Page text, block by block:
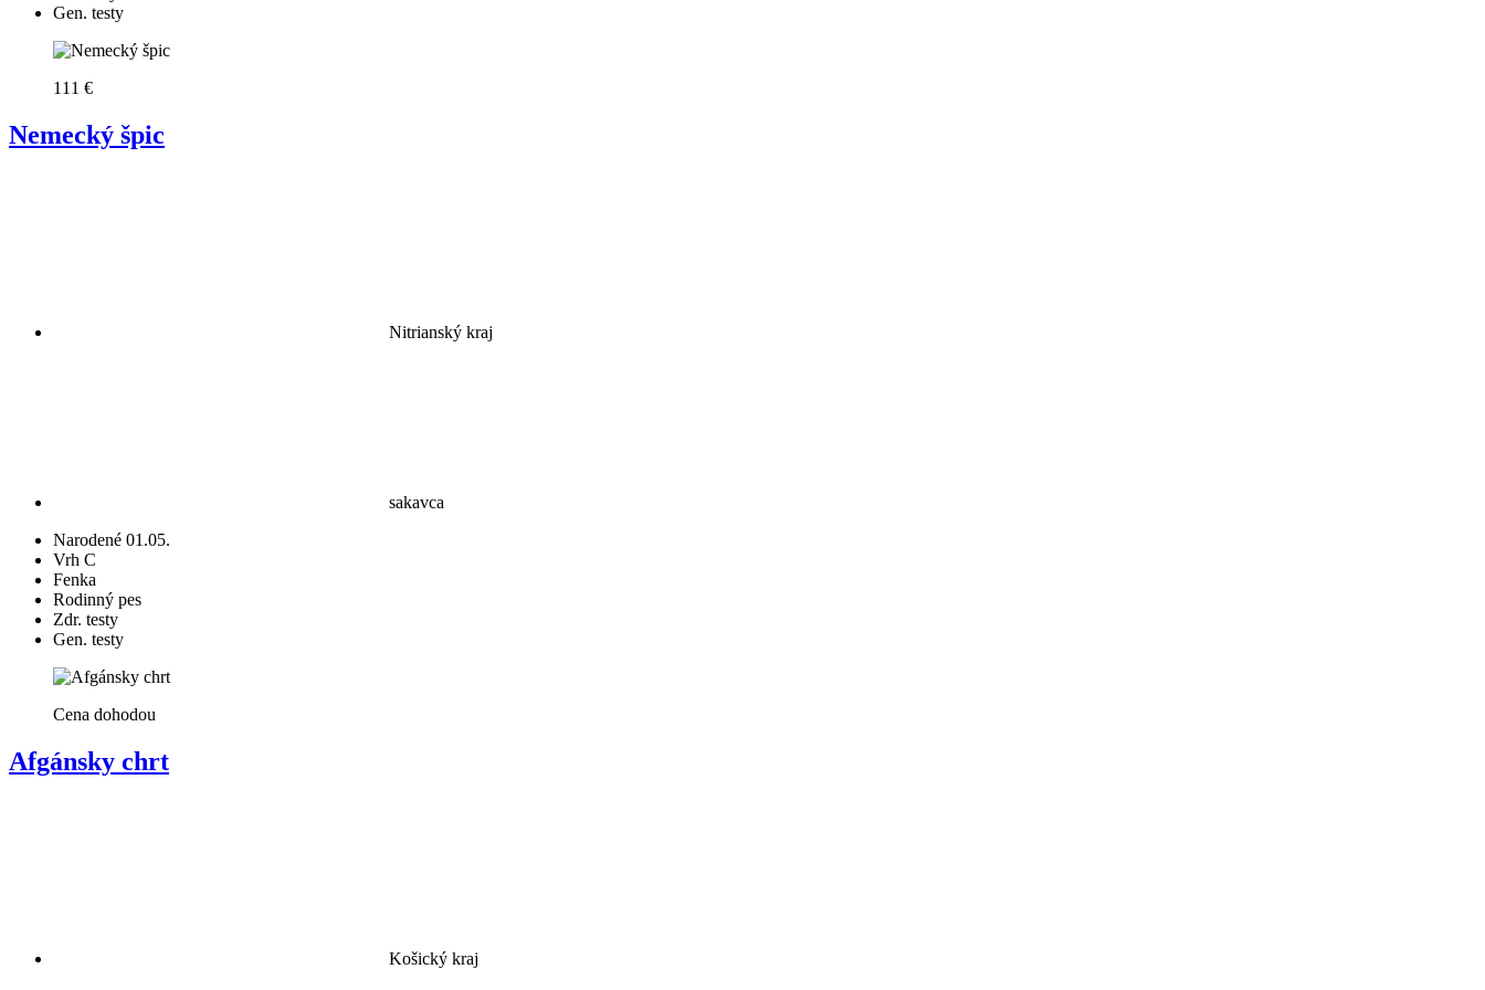
Gen. testy
111 €
Nemecký špic
Nitrianský kraj
sakavca
Narodené 01.05.
Vrh C
Fenka
Rodinný pes
Zdr. testy
Gen. testy
Cena dohodou
Afgánsky chrt
Košický kraj